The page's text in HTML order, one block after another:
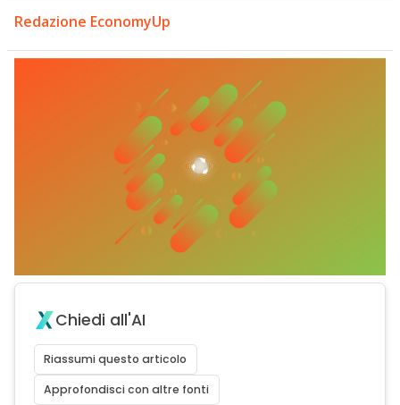
Redazione EconomyUp
Chiedi all'AI
Riassumi questo articolo
Approfondisci con altre fonti